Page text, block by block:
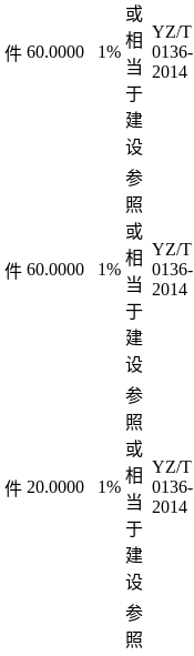
件 60.0000 1%
或
相
当
于
建
设
YZ/T
0136-
2014
件 60.0000 1%
参
照
或
相
当
于
建
设
YZ/T
0136-
2014
件 20.0000 1%
参
照
或
相
当
于
建
设
YZ/T
0136-
2014
参
照